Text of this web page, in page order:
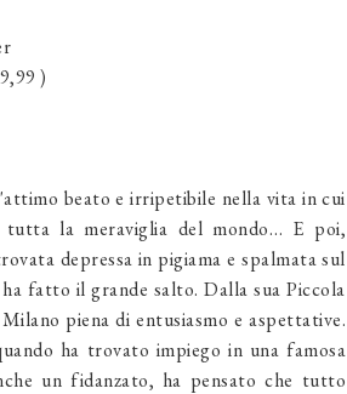
)
beato e irripetibile nella vita in cui
tutta la meraviglia del mondo… E poi,
depressa in pigiama e spalmata sul
fatto il grande salto. Dalla sua Piccola
piena di entusiasmo e aspettative.
ha trovato impiego in una famosa
un fidanzato, ha pensato che tutto